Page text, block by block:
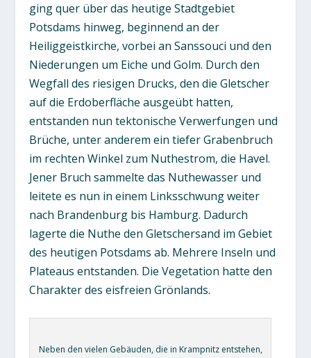
ging quer über das heutige Stadtgebiet
Potsdams hinweg, beginnend an der
Heiliggeistkirche, vorbei an Sanssouci und den
Niederungen um Eiche und Golm. Durch den
Wegfall des riesigen Drucks, den die Gletscher
auf die Erdoberfläche ausgeübt hatten,
entstanden nun tektonische Verwerfungen und
Brüche, unter anderem ein tiefer Grabenbruch
im rechten Winkel zum Nuthestrom, die Havel.
Jener Bruch sammelte das Nuthewasser und
leitete es nun in einem Linksschwung weiter
nach Brandenburg bis Hamburg. Dadurch
lagerte die Nuthe den Gletschersand im Gebiet
des heutigen Potsdams ab. Mehrere Inseln und
Plateaus entstanden. Die Vegetation hatte den
Charakter des eisfreien Grönlands.
Neben den vielen Gebäuden, die in Krampnitz entstehen,